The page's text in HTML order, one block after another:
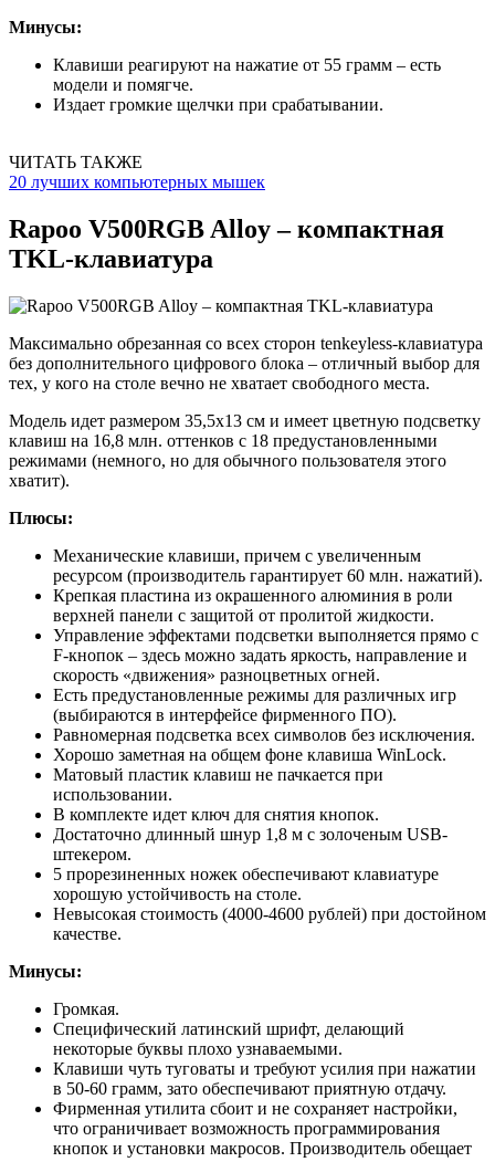
Минусы:
Клавиши реагируют на нажатие от 55 грамм – есть
модели и помягче.
Издает громкие щелчки при срабатывании.
ЧИТАТЬ ТАКЖЕ
20 лучших компьютерных мышек
Rapoo V500RGB Alloy – компактная
TKL-клавиатура
Максимально обрезанная со всех сторон tenkeyless-клавиатура
без дополнительного цифрового блока – отличный выбор для
тех, у кого на столе вечно не хватает свободного места.
Модель идет размером 35,5х13 см и имеет цветную подсветку
клавиш на 16,8 млн. оттенков с 18 предустановленными
режимами (немного, но для обычного пользователя этого
хватит).
Плюсы:
Механические клавиши, причем с увеличенным
ресурсом (производитель гарантирует 60 млн. нажатий).
Крепкая пластина из окрашенного алюминия в роли
верхней панели с защитой от пролитой жидкости.
Управление эффектами подсветки выполняется прямо с
F-кнопок – здесь можно задать яркость, направление и
скорость «движения» разноцветных огней.
Есть предустановленные режимы для различных игр
(выбираются в интерфейсе фирменного ПО).
Равномерная подсветка всех символов без исключения.
Хорошо заметная на общем фоне клавиша WinLock.
Матовый пластик клавиш не пачкается при
использовании.
В комплекте идет ключ для снятия кнопок.
Достаточно длинный шнур 1,8 м с золоченым USB-
штекером.
5 прорезиненных ножек обеспечивают клавиатуре
хорошую устойчивость на столе.
Невысокая стоимость (4000-4600 рублей) при достойном
качестве.
Минусы:
Громкая.
Специфический латинский шрифт, делающий
некоторые буквы плохо узнаваемыми.
Клавиши чуть туговаты и требуют усилия при нажатии
в 50-60 грамм, зато обеспечивают приятную отдачу.
Фирменная утилита сбоит и не сохраняет настройки,
что ограничивает возможность программирования
кнопок и установки макросов. Производитель обещает